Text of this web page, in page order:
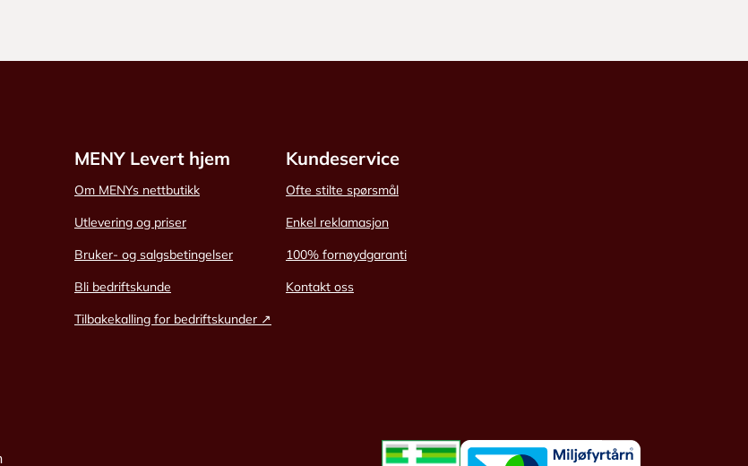
MENY Levert hjem
Om MENYs nettbutikk
Utlevering og priser
Bruker- og salgsbetingelser
Bli bedriftskunde
Tilbakekalling for bedriftskunder ↗
Kundeservice
Ofte stilte spørsmål
Enkel reklamasjon
100% fornøydgaranti
Kontakt oss